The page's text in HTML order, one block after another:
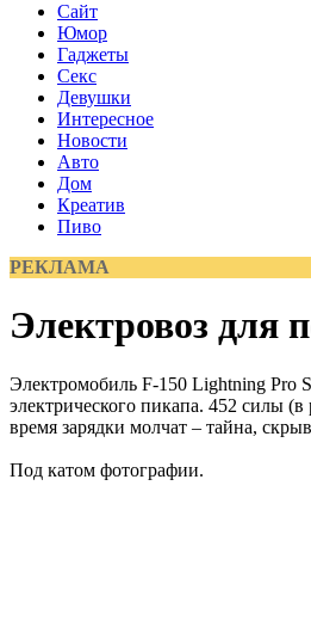
Сайт
Юмор
Гаджеты
Секс
Девушки
Интересное
Новости
Авто
Дом
Креатив
Пиво
РЕКЛАМА
Электровоз
Электромобиль F-150 Lightning Pro
электрического пикапа. 452 силы
время зарядки молчат – тайна,
Под катом фотографии.